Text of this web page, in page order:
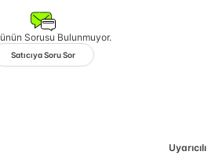
Sorusu Bulunmuyor.
Satıcıya Soru Sor
Uyarıcılı